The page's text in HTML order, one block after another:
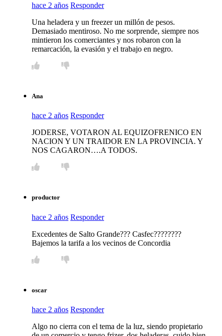
hace 2 años Responder
Una heladera y un freezer un millón de pesos.
Demasiado mentiroso. No me sorprende, siempre nos
mintieron los comerciantes y nos robaron con la
remarcación, la evasión y el trabajo en negro.
Ana
hace 2 años Responder
JODERSE, VOTARON AL EQUIZOFRENICO EN
NACION Y UN TRAIDOR EN LA PROVINCIA. Y
NOS CAGARON….A TODOS.
productor
hace 2 años Responder
Excedentes de Salto Grande??? Casfec????????
Bajemos la tarifa a los vecinos de Concordia
oscar
hace 2 años Responder
Algo no cierra con el tema de la luz, siendo propietario